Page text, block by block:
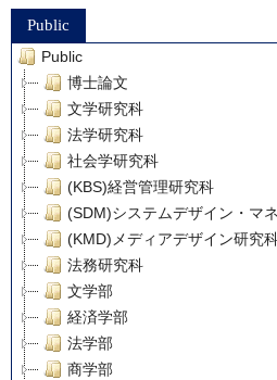
Public
Public
博士論文
文学研究科
法学研究科
社会学研究科
(KBS)経営管理研究科
(SDM)システムデザイン・マ
(KMD)メディアデザイン研究
法務研究科
文学部
経済学部
法学部
商学部